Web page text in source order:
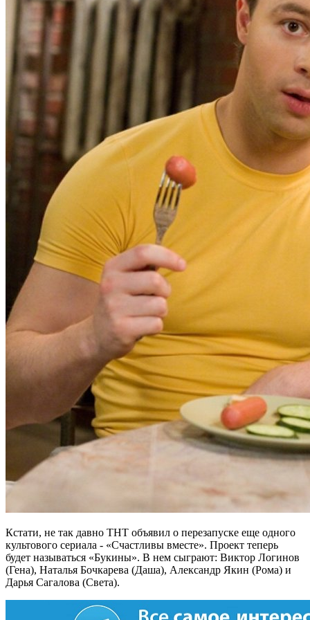
Кстати, не так давно ТНТ объявил о перезапуске еще одного
культового сериала - «Счастливы вместе». Проект теперь
будет называться «Букины». В нем сыграют: Виктор Логинов
(Гена), Наталья Бочкарева (Даша), Александр Якин (Рома) и
Дарья Сагалова (Света).